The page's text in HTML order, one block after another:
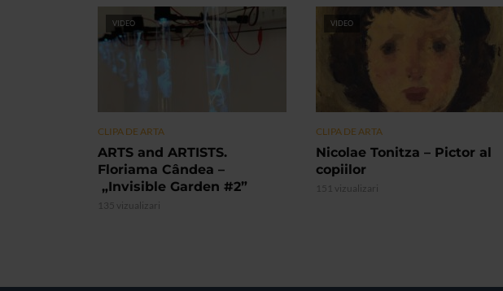
VIDEO
CLIPA DE ARTA
ARTS and ARTISTS.
Floriama Cândea –
„Invisible Garden #2”
135 vizualizari
VIDEO
CLIPA DE ARTA
Nicolae Tonitza – Pictor al
copiilor
151 vizualizari